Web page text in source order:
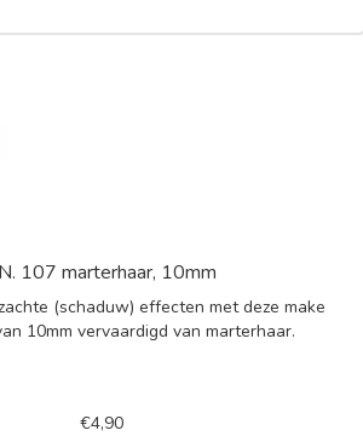
107 marterhaar, 10mm
(schaduw) effecten met deze make
10mm vervaardigd van marterhaar.
€4,90